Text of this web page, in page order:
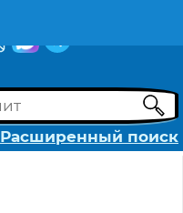
Расширенный поиск